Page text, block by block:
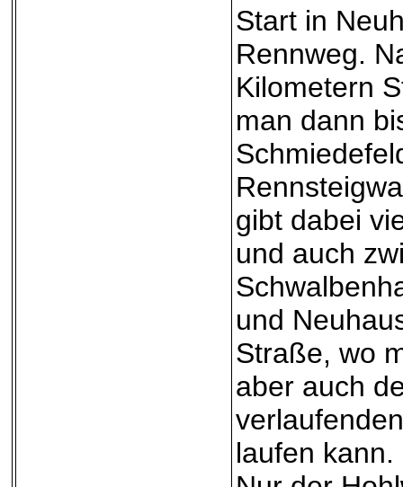
Start in
Rennweg.
Kilometern
man dann
gibt dabei
und auch
und
Straße, wo
aber auch
laufen kann.